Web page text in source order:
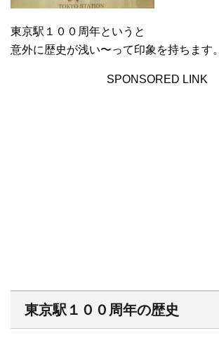
東京駅１００周年というと
意外に歴史が浅い〜って印象を持ちます。
SPONSORED LINK
東京駅１００周年の歴史